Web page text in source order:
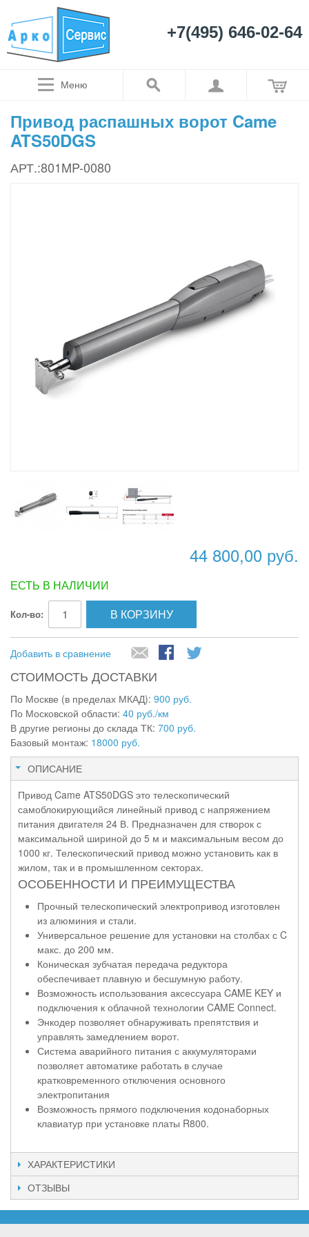
+7(495) 646-02-64
Меню
Привод распашных ворот Came
ATS50DGS
АРТ.:801MP-0080
44 800,00 руб.
ЕСТЬ В НАЛИЧИИ
Кол-во: В КОРЗИНУ
Добавить в сравнение
СТОИМОСТЬ ДОСТАВКИ
По Москве (в пределах МКАД): 900 руб.
По Московской области: 40 руб./км
В другие регионы до склада ТК: 700 руб.
Базовый монтаж: 18000 руб.
ОПИСАНИЕ
Привод Came ATS50DGS это телескопический
самоблокирующийся линейный привод с напряжением
питания двигателя 24 В. Предназначен для створок с
максимальной шириной до 5 м и максимальным весом до
1000 кг. Телескопический привод можно установить как в
жилом, так и в промышленном секторах.
ОСОБЕННОСТИ И ПРЕИМУЩЕСТВА
Прочный телескопический электропривод изготовлен
из алюминия и стали.
Универсальное решение для установки на столбах с C
макс. до 200 мм.
Коническая зубчатая передача редуктора
обеспечивает плавную и бесшумную работу.
Возможность использования аксессуара CAME KEY и
подключения к облачной технологии CAME Connect.
Энкодер позволяет обнаруживать препятствия и
управлять замедлением ворот.
Система аварийного питания с аккумуляторами
позволяет автоматике работать в случае
кратковременного отключения основного
электропитания
Возможность прямого подключения кодонаборных
клавиатур при установке платы R800.
ХАРАКТЕРИСТИКИ
ОТЗЫВЫ